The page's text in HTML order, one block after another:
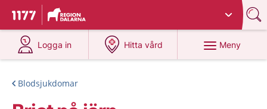
Till startsidan för 1177
Du har valt region
Logga in
på 1177.se
Hitta vård
på 1177.se
Meny
Blodsjukdomar